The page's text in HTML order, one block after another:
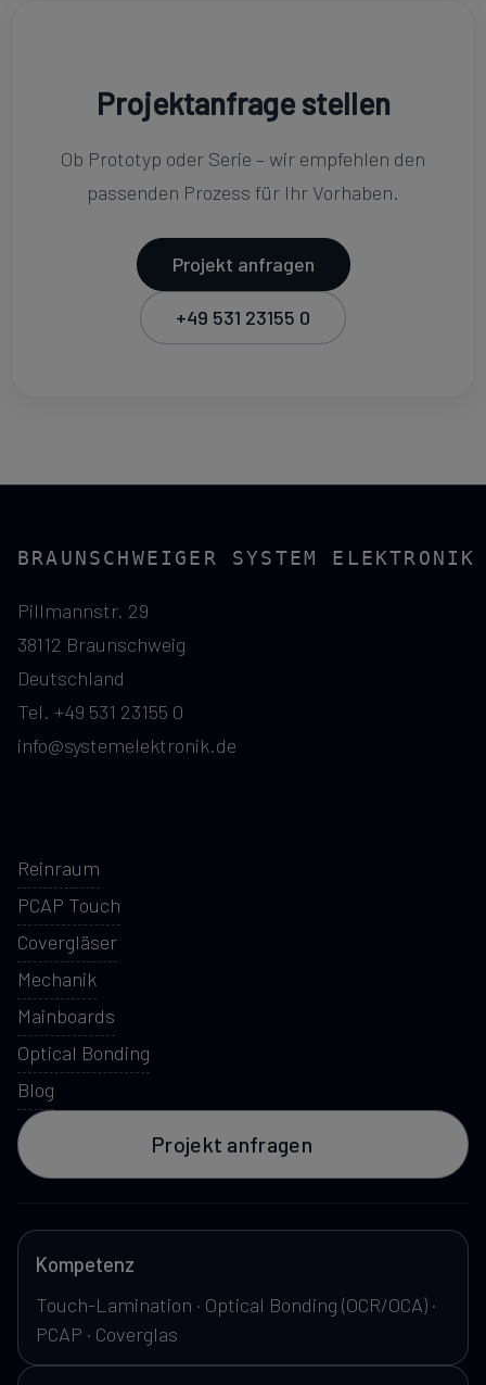
Projektanfrage stellen
Ob Prototyp oder Serie – wir empfehlen den
passenden Prozess für Ihr Vorhaben.
Projekt anfragen
+49 531 23155 0
BRAUNSCHWEIGER SYSTEM ELEKTRONIK
Pillmannstr. 29
38112 Braunschweig
Deutschland
Tel. +49 531 23155 0
info@systemelektronik.de
Reinraum
PCAP Touch
Covergläser
Mechanik
Mainboards
Optical Bonding
Blog
Projekt anfragen
Kompetenz
Touch-Lamination · Optical Bonding (OCR/OCA) ·
PCAP · Coverglas